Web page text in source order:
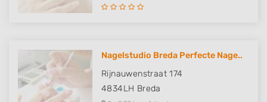
Nagelstudio Breda Perfecte Nage..
Rijnauwenstraat 174
4834LH Breda